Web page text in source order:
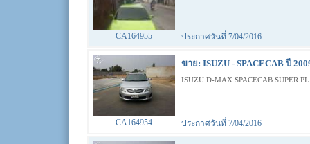
CA164955 ประกาศวันที่ 7/04/2016
ขาย: ISUZU - SPACECAB ปี
ISUZU D-MAX SPACECAB SUPER
CA164954 ประกาศวันที่ 7/04/2016